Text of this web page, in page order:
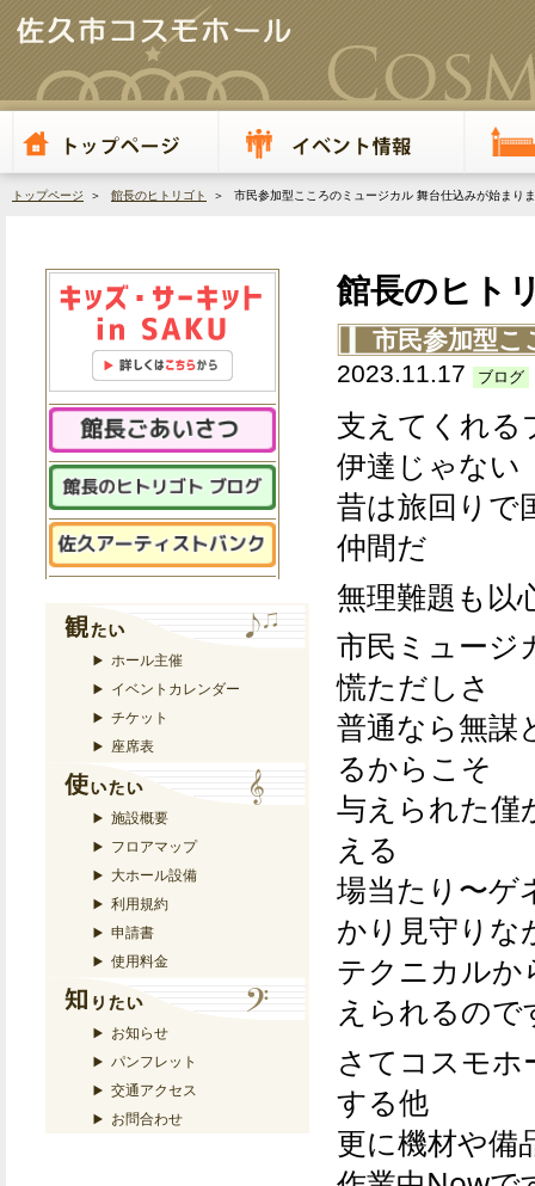
トップページ ＞ 館長のヒトリゴト ＞ 市民参加型こころのミュージカル 舞台仕込みが始まり
ホール主催
イベントカレンダー
チケット
座席表
施設概要
フロアマップ
大ホール設備
利用規約
申請書
使用料金
お知らせ
パンフレット
交通アクセス
お問合わせ
館長のヒト
市民参加型
2023.11.17
ブログ
支えてくれ
伊達じゃない
昔は旅回り
仲間だ
無理難題も
市民ミュー
慌ただしさ
普通なら無
るからこそ
与えられた僅
える
場当たり〜
かり見守りな
テクニカル
えられるので
さてコスモ
する他
更に機材や